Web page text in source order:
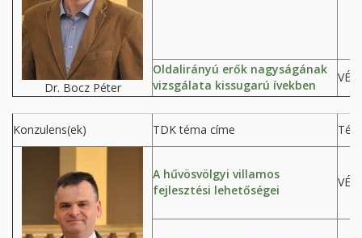
Dr. Bocz Péter
Oldalirányú erők nagyságának
vizsgálata kissugarú ívekben
Konzulens(ek) TDK téma címe
A hűvösvölgyi villamos
fejlesztési lehetőségei